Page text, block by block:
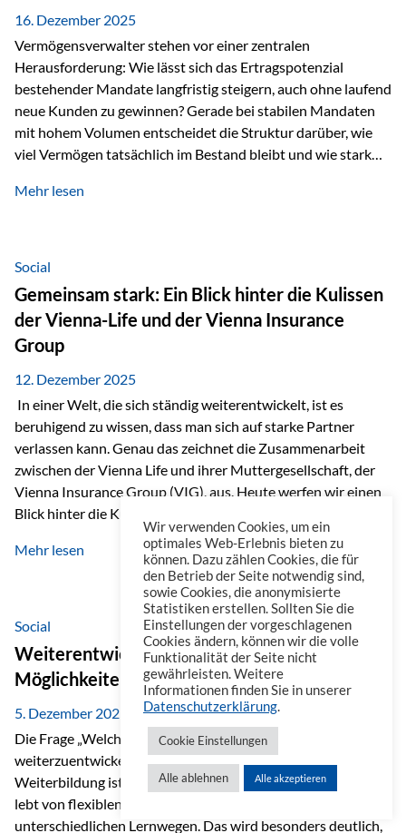
16. Dezember 2025
Vermögensverwalter stehen vor einer zentralen
Herausforderung: Wie lässt sich das Ertragspotenzial
bestehender Mandate langfristig steigern, auch ohne laufend
neue Kunden zu gewinnen? Gerade bei stabilen Mandaten
mit hohem Volumen entscheidet die Struktur darüber, wie
viel Vermögen tatsächlich im Bestand bleibt und wie stark
Beispiel verdeutlicht diese Wirkung besonders deutlich.
hinzukommen, spielt nicht nur die Rendite eine Rolle. Auch
steuerliche Effekte haben einen erheblichen Einfluss auf…
Mehr lesen
Social
Gemeinsam stark: Ein Blick hinter die Kulissen
der Vienna-Life und der Vienna Insurance
Group
12. Dezember 2025
In einer Welt, die sich ständig weiterentwickelt, ist es
beruhigend zu wissen, dass man sich auf starke Partner
verlassen kann. Genau das zeichnet die Zusammenarbeit
zwischen der Vienna Life und ihrer Muttergesellschaft, der
Vienna Insurance Group (VIG), aus. Heute werfen wir einen
Blick hinter die Kulissen auf eine Unternehmensgruppe mit
beeindruckender Geschichte, gewachsenem Know-how und
einem stabilen Fundament. Ein starkes Netzwerk in ganz
Europa Die Vienna Insurance Group ist die führende
Versicherungsgruppe in Zentral- und Osteuropa. Mit über
50 Versicherungsgesellschaften in insgesamt 30 Ländern
verbindet sie regionale Stärke mit internationaler
Kompetenz.
Mehr lesen
Social
Weiterentwicklung im Berufsalltag: Welche
Möglichkeiten es gibt
5. Dezember 2025
Die Frage „Welche Möglichkeiten gibt es, sich
weiterzuentwickeln?“ lässt sich heute vielseitig beantworten.
Weiterbildung ist längst kein starrer Prozess mehr, sondern
lebt von flexiblen Formaten, individuellen Bedürfnissen und
unterschiedlichen Lernwegen. Das wird besonders deutlich,
Wir verwenden Cookies, um ein
optimales Web-Erlebnis bieten zu
können. Dazu zählen Cookies, die für
den Betrieb der Seite notwendig sind,
sowie Cookies, die anonymisierte
Statistiken erstellen. Sollten Sie die
Einstellungen der vorgeschlagenen
Cookies ändern, können wir die volle
Funktionalität der Seite nicht
gewährleisten. Weitere
Informationen finden Sie in unserer
Datenschutzerklärung.
Cookie Einstellungen
Alle ablehnen Alle akzeptieren